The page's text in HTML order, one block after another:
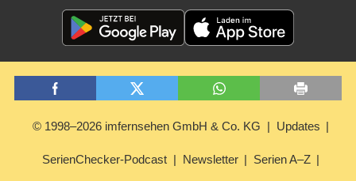
© 1998–2026 imfernsehen GmbH & Co. KG Updates
SerienChecker-Podcast Newsletter Serien A–Z